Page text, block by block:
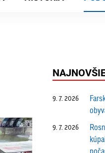
9. 7. 2026
9. 7. 2026